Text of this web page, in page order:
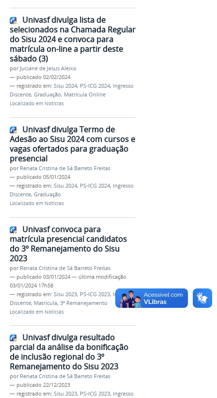
Univasf divulga lista de
selecionados na Chamada Regular
do Sisu 2024 e convoca para
matrícula on-line a partir deste
sábado (3)
por Juciane de Jesus Aleixo
— publicado 02/02/2024
— registrado em: Sisu 2024, PS-ICG 2024, Ingresso
Discente, Graduação, Matrícula Online
Localizado em Notícias
Univasf divulga Termo de
Adesão ao Sisu 2024 com cursos e
vagas ofertados para graduação
presencial
por Renata Cristina de Sá Barreto Freitas
— publicado 05/01/2024
— registrado em: Sisu 2024, PS-ICG 2024, Ingresso
Discente, Graduação
Localizado em Notícias
Univasf convoca para
matrícula presencial candidatos
do 3º Remanejamento do Sisu
2023
por Renata Cristina de Sá Barreto Freitas
— publicado 03/01/2024 — última modificação
03/01/2024 17h58
— registrado em: Sisu 2023, PS-ICG 2023, Ingresso
Discente, Matrícula, 3º Remanejamento
Localizado em Notícias
Univasf divulga resultado
parcial da análise da bonificação
de inclusão regional do 3º
Remanejamento do Sisu 2023
por Renata Cristina de Sá Barreto Freitas
— publicado 22/12/2023
— registrado em: Sisu 2023, PS-ICG 2023, Ingresso